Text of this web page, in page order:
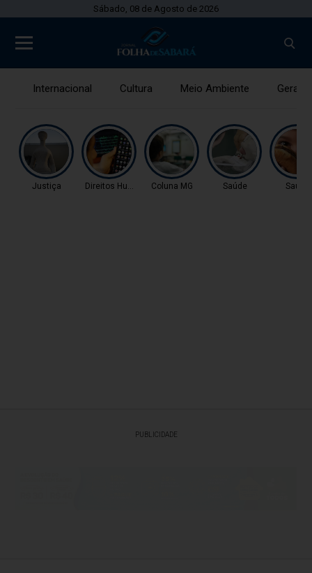
Sábado, 08 de Agosto de 2026
Internacional Cultura Meio Ambiente Gerais
Justiça Direitos HumanosColuna MG Saúde Saúde
PUBLICIDADE